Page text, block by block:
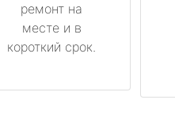
ремонт на
месте и в
короткий срок.